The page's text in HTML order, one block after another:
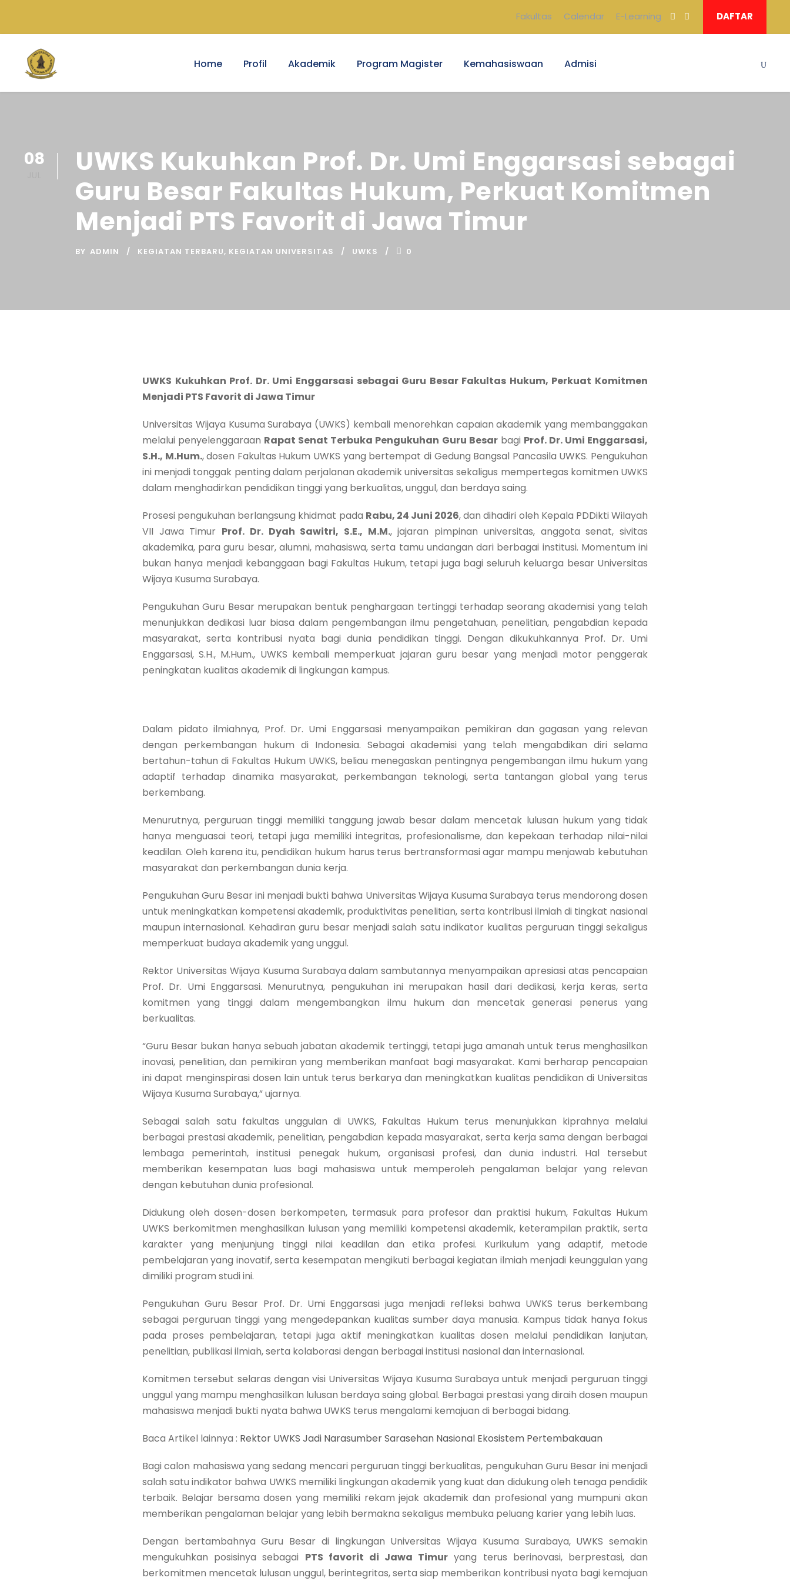
Fakultas Calendar E-Learning DAFTAR
Home Profil Akademik Program Magister Kemahasiswaan Admisi
08
UWKS Kukuhkan Prof. Dr. Umi Enggarsasi sebagai
Guru Besar Fakultas Hukum, Perkuat Komitmen
Menjadi PTS Favorit di Jawa Timur
BY ADMIN KEGIATAN TERBARU, KEGIATAN UNIVERSITAS UWKS 0
UWKS Kukuhkan Prof. Dr. Umi Enggarsasi sebagai Guru Besar Fakultas Hukum, Perkuat Komitmen
Menjadi PTS Favorit di Jawa Timur
Universitas Wijaya Kusuma Surabaya (UWKS) kembali menorehkan capaian akademik yang membanggakan
melalui penyelenggaraan Rapat Senat Terbuka Pengukuhan Guru Besarbagi Prof. Dr. Umi Enggarsasi,
S.H., M.Hum., dosen Fakultas Hukum UWKS yang bertempat di Gedung Bangsal Pancasila UWKS. Pengukuhan
ini menjadi tonggak penting dalam perjalanan akademik universitas sekaligus mempertegas komitmen UWKS
dalam menghadirkan pendidikan tinggi yang berkualitas, unggul, dan berdaya saing.
Prosesi pengukuhan berlangsung khidmat pada Rabu, 24 Juni 2026, dan dihadiri oleh Kepala PDDikti Wilayah
VII Jawa Timur Prof. Dr. Dyah Sawitri, S.E., M.M., jajaran pimpinan universitas, anggota senat, sivitas
akademika, para guru besar, alumni, mahasiswa, serta tamu undangan dari berbagai institusi. Momentum ini
bukan hanya menjadi kebanggaan bagi Fakultas Hukum, tetapi juga bagi seluruh keluarga besar Universitas
Wijaya Kusuma Surabaya.
Pengukuhan Guru Besar merupakan bentuk penghargaan tertinggi terhadap seorang akademisi yang telah
menunjukkan dedikasi luar biasa dalam pengembangan ilmu pengetahuan, penelitian, pengabdian kepada
masyarakat, serta kontribusi nyata bagi dunia pendidikan tinggi. Dengan dikukuhkannya Prof. Dr. Umi
Enggarsasi, S.H., M.Hum., UWKS kembali memperkuat jajaran guru besar yang menjadi motor penggerak
peningkatan kualitas akademik di lingkungan kampus.
Dalam pidato ilmiahnya, Prof. Dr. Umi Enggarsasi menyampaikan pemikiran dan gagasan yang relevan
dengan perkembangan hukum di Indonesia. Sebagai akademisi yang telah mengabdikan diri selama
bertahun-tahun di Fakultas Hukum UWKS, beliau menegaskan pentingnya pengembangan ilmu hukum yang
adaptif terhadap dinamika masyarakat, perkembangan teknologi, serta tantangan global yang terus
berkembang.
Menurutnya, perguruan tinggi memiliki tanggung jawab besar dalam mencetak lulusan hukum yang tidak
hanya menguasai teori, tetapi juga memiliki integritas, profesionalisme, dan kepekaan terhadap nilai-nilai
keadilan. Oleh karena itu, pendidikan hukum harus terus bertransformasi agar mampu menjawab kebutuhan
masyarakat dan perkembangan dunia kerja.
Pengukuhan Guru Besar ini menjadi bukti bahwa Universitas Wijaya Kusuma Surabaya terus mendorong dosen
untuk meningkatkan kompetensi akademik, produktivitas penelitian, serta kontribusi ilmiah di tingkat nasional
maupun internasional. Kehadiran guru besar menjadi salah satu indikator kualitas perguruan tinggi sekaligus
memperkuat budaya akademik yang unggul.
Rektor Universitas Wijaya Kusuma Surabaya dalam sambutannya menyampaikan apresiasi atas pencapaian
Prof. Dr. Umi Enggarsasi. Menurutnya, pengukuhan ini merupakan hasil dari dedikasi, kerja keras, serta
komitmen yang tinggi dalam mengembangkan ilmu hukum dan mencetak generasi penerus yang
berkualitas.
“Guru Besar bukan hanya sebuah jabatan akademik tertinggi, tetapi juga amanah untuk terus menghasilkan
inovasi, penelitian, dan pemikiran yang memberikan manfaat bagi masyarakat. Kami berharap pencapaian
ini dapat menginspirasi dosen lain untuk terus berkarya dan meningkatkan kualitas pendidikan di Universitas
Wijaya Kusuma Surabaya,” ujarnya.
Sebagai salah satu fakultas unggulan di UWKS, Fakultas Hukum terus menunjukkan kiprahnya melalui
berbagai prestasi akademik, penelitian, pengabdian kepada masyarakat, serta kerja sama dengan berbagai
lembaga pemerintah, institusi penegak hukum, organisasi profesi, dan dunia industri. Hal tersebut
memberikan kesempatan luas bagi mahasiswa untuk memperoleh pengalaman belajar yang relevan
dengan kebutuhan dunia profesional.
Didukung oleh dosen-dosen berkompeten, termasuk para profesor dan praktisi hukum, Fakultas Hukum
UWKS berkomitmen menghasilkan lulusan yang memiliki kompetensi akademik, keterampilan praktik, serta
karakter yang menjunjung tinggi nilai keadilan dan etika profesi. Kurikulum yang adaptif, metode
pembelajaran yang inovatif, serta kesempatan mengikuti berbagai kegiatan ilmiah menjadi keunggulan yang
dimiliki program studi ini.
Pengukuhan Guru Besar Prof. Dr. Umi Enggarsasi juga menjadi refleksi bahwa UWKS terus berkembang
sebagai perguruan tinggi yang mengedepankan kualitas sumber daya manusia. Kampus tidak hanya fokus
pada proses pembelajaran, tetapi juga aktif meningkatkan kualitas dosen melalui pendidikan lanjutan,
penelitian, publikasi ilmiah, serta kolaborasi dengan berbagai institusi nasional dan internasional.
Komitmen tersebut selaras dengan visi Universitas Wijaya Kusuma Surabaya untuk menjadi perguruan tinggi
unggul yang mampu menghasilkan lulusan berdaya saing global. Berbagai prestasi yang diraih dosen maupun
mahasiswa menjadi bukti nyata bahwa UWKS terus mengalami kemajuan di berbagai bidang.
Baca Artikel lainnya : Rektor UWKS Jadi Narasumber Sarasehan Nasional Ekosistem Pertembakauan
Bagi calon mahasiswa yang sedang mencari perguruan tinggi berkualitas, pengukuhan Guru Besar ini menjadi
salah satu indikator bahwa UWKS memiliki lingkungan akademik yang kuat dan didukung oleh tenaga pendidik
terbaik. Belajar bersama dosen yang memiliki rekam jejak akademik dan profesional yang mumpuni akan
memberikan pengalaman belajar yang lebih bermakna sekaligus membuka peluang karier yang lebih luas.
Dengan bertambahnya Guru Besar di lingkungan Universitas Wijaya Kusuma Surabaya, UWKS semakin
mengukuhkan posisinya sebagai PTS favorit di Jawa Timur yang terus berinovasi, berprestasi, dan
berkomitmen mencetak lulusan unggul, berintegritas, serta siap memberikan kontribusi nyata bagi kemajuan